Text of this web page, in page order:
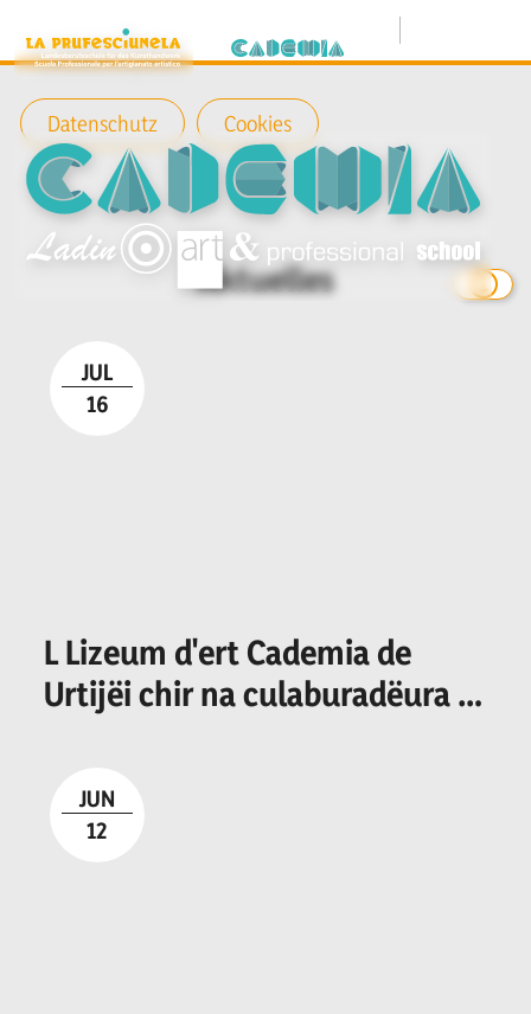
Datenschutz Cookies
Aktuelles
JUL
16
L Lizeum d'ert Cademia de
Urtijëi chir na culaburadëura o
JUN
12